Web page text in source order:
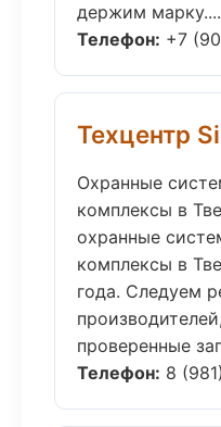
держим марку....
Телефон: +7
Техцентр
Охранные
комплексы в
охранные
комплексы в
года. Следуем
проверенные
Телефон: 8